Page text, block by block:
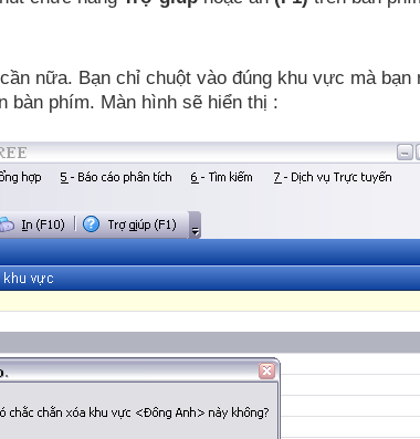
nữa. Bạn chỉ chuột vào đúng khu vực mà bạn
bàn phím. Màn hình sẽ hiển thị :